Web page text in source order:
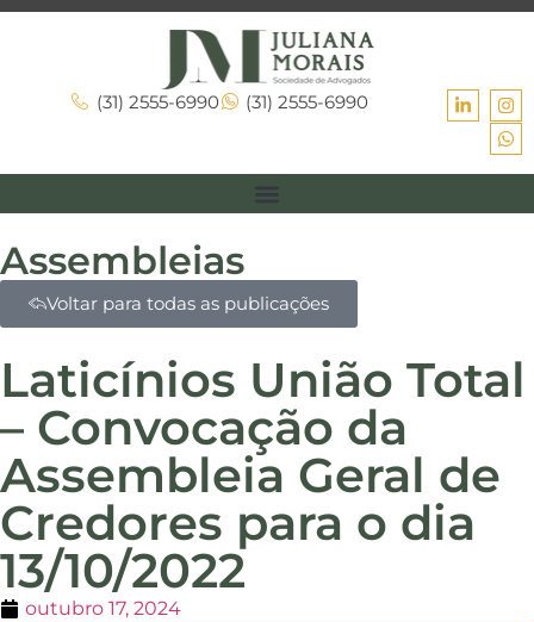
(31) 2555-6990 (31) 2555-6990
Assembleias
Voltar para todas as publicações
Laticínios União Total
– Convocação da
Assembleia Geral de
Credores para o dia
13/10/2022
outubro 17, 2024